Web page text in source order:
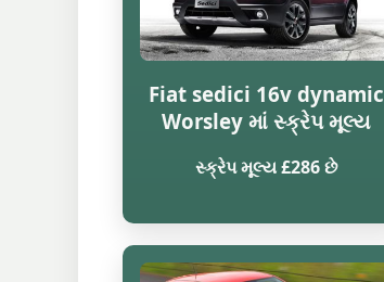
Fiat sedici 16v dynamic
Worsley માં સ્ક્રેપ મૂલ્ય
સ્ક્રેપ મૂલ્ય £286 છે